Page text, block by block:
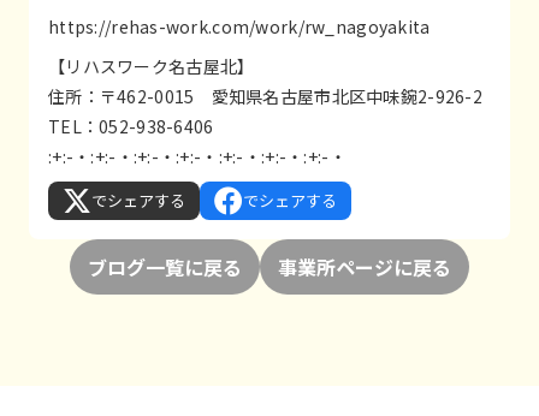
https://rehas-work.com/work/rw_nagoyakita
【リハスワーク名古屋北】
住所：〒462-0015 愛知県名古屋市北区中味鋺2-926-2
TEL：052-938-6406
:+:-・:+:-・:+:-・:+:-・:+:-・:+:-・:+:-・
でシェアする でシェアする
ブログ一覧に戻る 事業所ページに戻る